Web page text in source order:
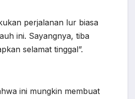
perjalanan lur biasa
ini. Sayangnya, tiba
selamat tinggal”.
ini mungkin membuat